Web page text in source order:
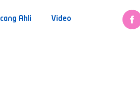
Ahli Video